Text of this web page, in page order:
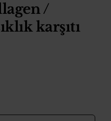
/
karşıtı